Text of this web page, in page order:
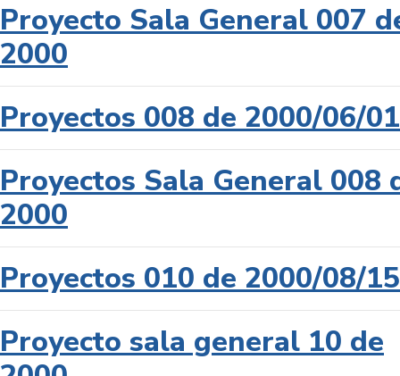
Proyecto Sala General 007
2000
Proyectos 008 de 2000/06/01
Proyectos Sala General 008
2000
Proyectos 010 de 2000/08/15
Proyecto sala general 10 de